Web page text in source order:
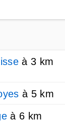
à 3 km
à 5 km
à 6 km